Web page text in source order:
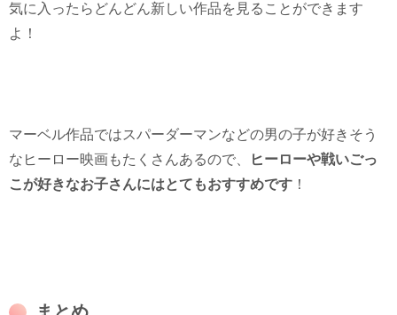
気に入ったらどんどん新しい作品を見ることができます
よ！
マーベル作品ではスパーダーマンなどの男の子が好きそう
なヒーロー映画もたくさんあるので、
ヒーローや戦いごっ
こが好きなお子さんにはとてもおすすめです ！